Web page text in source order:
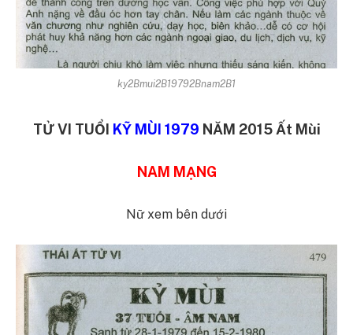
ky2Bmui2B19792Bnam2B1
TỬ VI TUỔI KỸ MÙI 1979 NĂM 2015 Ất Mùi
NAM MẠNG
Nữ xem bên dưới